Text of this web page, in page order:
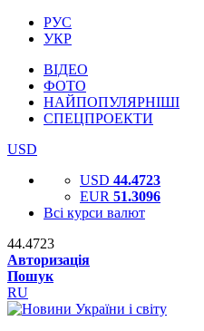
РУС
УКР
ВІДЕО
ФОТО
НАЙПОПУЛЯРНІШІ
СПЕЦПРОЕКТИ
USD
USD 44.4723
EUR 51.3096
Всі курси валют
44.4723
Авторизація
Пошук
RU